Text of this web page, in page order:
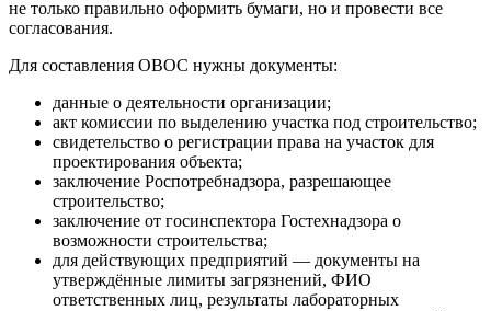
не только правильно оформить бумаги, но и провести все
согласования.
Для составления ОВОС нужны документы:
данные о деятельности организации;
акт комиссии по выделению участка под строительство;
свидетельство о регистрации права на участок для
проектирования объекта;
заключение Роспотребнадзора, разрешающее
строительство;
заключение от госинспектора Гостехнадзора о
возможности строительства;
для действующих предприятий — документы на
утверждённые лимиты загрязнений, ФИО
ответственных лиц, результаты лабораторных